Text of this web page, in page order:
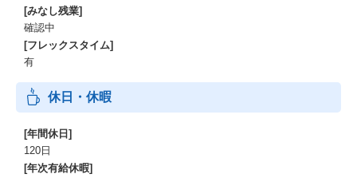
[みなし残業]
確認中
[フレックスタイム]
有
休日・休暇
[年間休日]
120日
[年次有給休暇]